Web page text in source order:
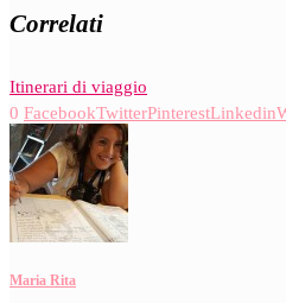
Correlati
Itinerari di viaggio
0 FacebookTwitterPinterestLinkedin
Maria Rita